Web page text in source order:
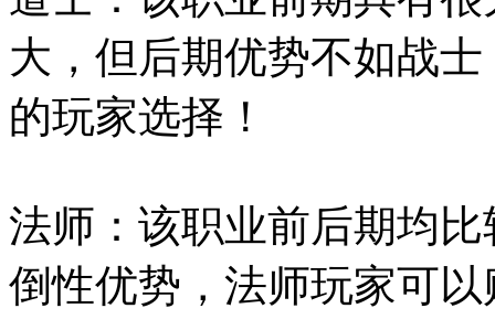
大，但后期优势不如战
的玩家选择！
法师：该职业前后期均
倒性优势，法师玩家可